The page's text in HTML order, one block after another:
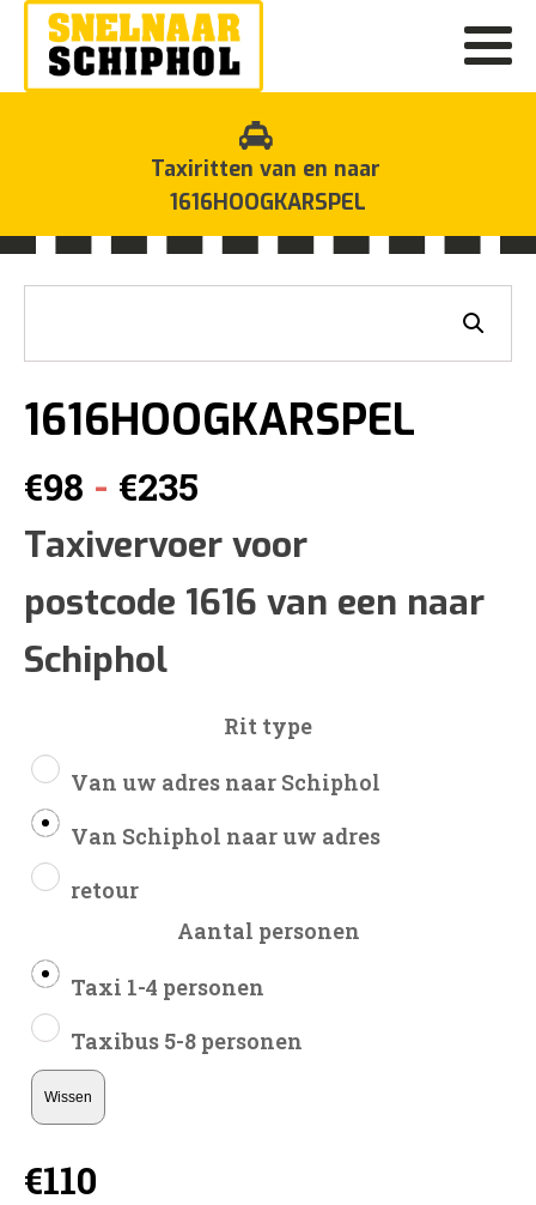
Taxiritten van en naar
1616HOOGKARSPEL
1616HOOGKARSPEL
€98 - €235
€98
tot
Taxivervoer voor
postcode 1616 van een naar
Schiphol
Rit type
Van uw adres naar Schiphol
Van Schiphol naar uw adres
retour
Aantal personen
Taxi 1-4 personen
Taxibus 5-8 personen
Wissen
€110